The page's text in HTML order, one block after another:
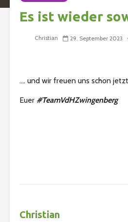
Es ist wieder
Christian 29. September 2023
…. und wir freuen uns schon
Euer #TeamVdHZwingenberg
Christian